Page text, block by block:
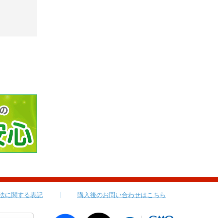
に関する表記 購入後のお問い合わせはこちら